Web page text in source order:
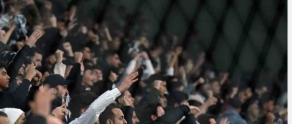
Yazarlar
AKDENİZ, BİR AÇIK
HAVA HAZİNESİ
FETÖ Firarisi B.K.
Yakalandı